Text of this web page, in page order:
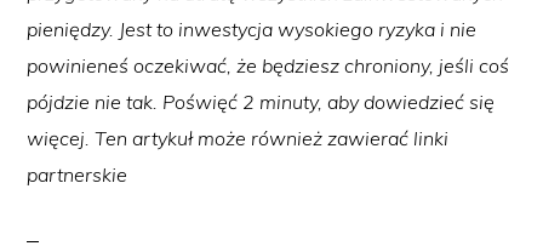
pieniędzy. Jest to inwestycja wysokiego ryzyka i nie
powinieneś oczekiwać, że będziesz chroniony, jeśli coś
pójdzie nie tak. Poświęć 2 minuty, aby dowiedzieć się
więcej. Ten artykuł może również zawierać linki
partnerskie